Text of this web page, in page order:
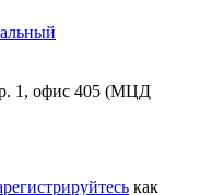
1, офис 405 (МЦД
как